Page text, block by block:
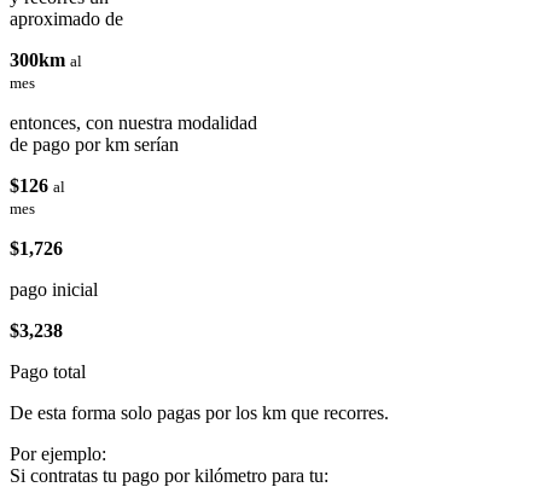
aproximado de
300km al
mes
entonces, con nuestra modalidad
de pago por km serían
$126 al
mes
$1,726
pago inicial
$3,238
Pago total
De esta forma solo pagas por los km que recorres.
Por ejemplo:
Si contratas tu pago por kilómetro para tu: